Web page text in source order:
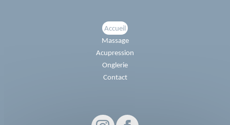
Accueil
Massage
Acupression
Onglerie
Contact